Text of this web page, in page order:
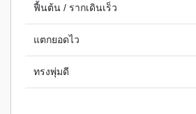
ฟื้นต้น / รากเดินเร็ว
แตกยอดไว
ทรงพุ่มดี